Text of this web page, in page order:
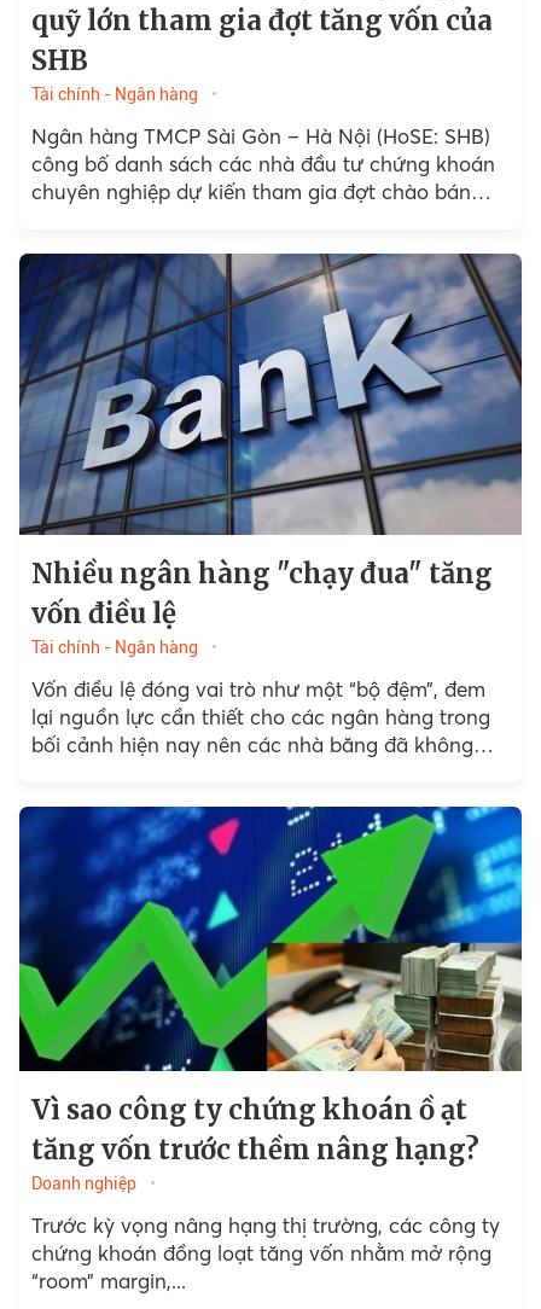
quỹ lớn tham gia đợt tăng vốn của
SHB
Tài chính - Ngân hàng
Ngân hàng TMCP Sài Gòn – Hà Nội (HoSE: SHB)
công bố danh sách các nhà đầu tư chứng khoán
chuyên nghiệp dự kiến tham gia đợt chào bán
Nhiều ngân hàng "chạy đua" tăng
vốn điều lệ
Tài chính - Ngân hàng
Vốn điều lệ đóng vai trò như một “bộ đệm”, đem
lại nguồn lực cần thiết cho các ngân hàng trong
bối cảnh hiện nay nên các nhà băng đã không
Vì sao công ty chứng khoán ồ ạt
tăng vốn trước thềm nâng hạng?
Doanh nghiệp
Trước kỳ vọng nâng hạng thị trường, các công ty
chứng khoán đồng loạt tăng vốn nhằm mở rộng
“room” margin,...